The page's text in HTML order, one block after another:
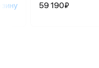
59 190₽